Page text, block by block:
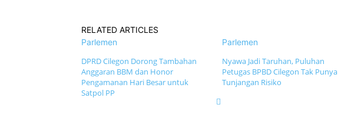
RELATED ARTICLES
Parlemen
DPRD Cilegon Dorong Tambahan
Anggaran BBM dan Honor
Pengamanan Hari Besar untuk
Satpol PP
Parlemen
Nyawa Jadi Taruhan, Puluhan
Petugas BPBD Cilegon Tak Punya
Tunjangan Risiko